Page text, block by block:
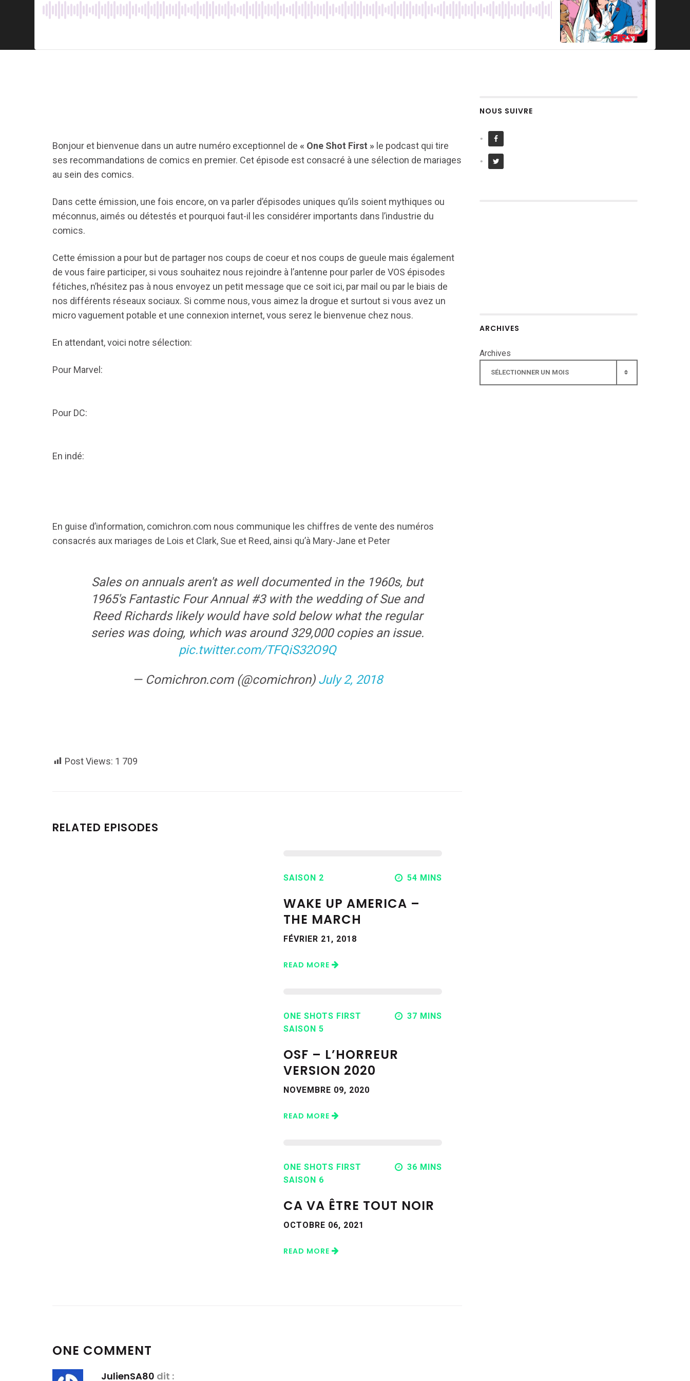
Bonjour et bienvenue dans un autre numéro exceptionnel de « One Shot First » le podcast qui tire
ses recommandations de comics en premier. Cet épisode est consacré à une sélection de mariages
au sein des comics.
Dans cette émission, une fois encore, on va parler d’épisodes uniques qu’ils soient mythiques ou
méconnus, aimés ou détestés et pourquoi faut-il les considérer importants dans l’industrie du
comics.
Cette émission a pour but de partager nos coups de coeur et nos coups de gueule mais également
de vous faire participer, si vous souhaitez nous rejoindre à l’antenne pour parler de VOS épisodes
fétiches, n’hésitez pas à nous envoyez un petit message que ce soit ici, par mail ou par le biais de
nos différents réseaux sociaux. Si comme nous, vous aimez la drogue et surtout si vous avez un
micro vaguement potable et une connexion internet, vous serez le bienvenue chez nous.
En attendant, voici notre sélection:
Pour Marvel:
Pour DC:
En indé:
En guise d’information, comichron.com nous communique les chiffres de vente des numéros
consacrés aux mariages de Lois et Clark, Sue et Reed, ainsi qu’à Mary-Jane et Peter
Sales on annuals aren't as well documented in the 1960s, but
1965's Fantastic Four Annual #3 with the wedding of Sue and
Reed Richards likely would have sold below what the regular
series was doing, which was around 329,000 copies an issue.
pic.twitter.com/TFQiS32O9Q
— Comichron.com (@comichron) July 2, 2018
Post Views: 1 709
RELATED EPISODES
SAISON 2 54 MINS
WAKE UP AMERICA –
THE MARCH
FÉVRIER 21, 2018
READ MORE
ONE SHOTS FIRST
SAISON 5
37 MINS
OSF – L’HORREUR
VERSION 2020
NOVEMBRE 09, 2020
READ MORE
ONE SHOTS FIRST
SAISON 6
36 MINS
CA VA ÊTRE TOUT NOIR
OCTOBRE 06, 2021
READ MORE
ONE COMMENT
JulienSA80 dit :
NOUS SUIVRE
ARCHIVES
Archives
SÉLECTIONNER UN MOIS